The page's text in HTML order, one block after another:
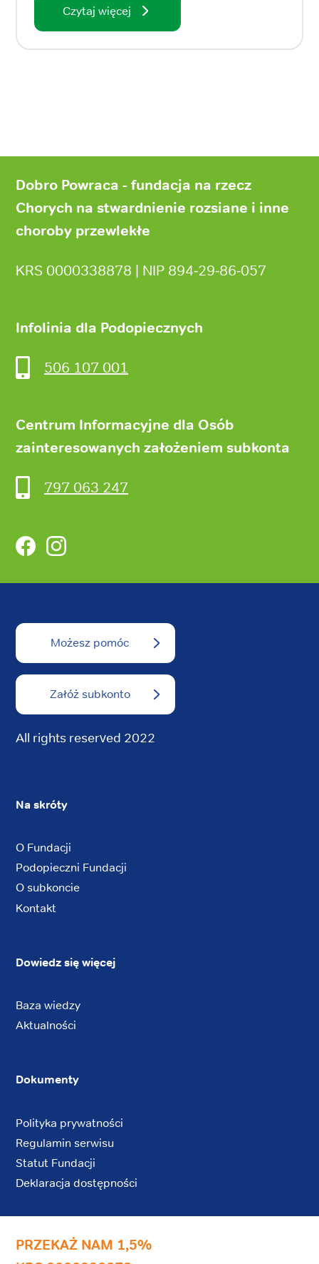
Czytaj więcej
stronyDobro Powraca - fundacja na rzecz
Chorych na stwardnienie rozsiane i inne
choroby przewlekłe
KRS 0000338878 | NIP 894‑29‑86‑057
Infolinia dla Podopiecznych
506 107 001
Centrum Informacyjne dla Osób
zainteresowanych założeniem subkonta
797 063 247
FacebookInstagram
Możesz pomóc
Załóż subkonto
All rights reserved 2022
Na skróty
O Fundacji
Podopieczni Fundacji
O subkoncie
Kontakt
Dowiedz się więcej
Baza wiedzy
Aktualności
Dokumenty
Polityka prywatności
Regulamin serwisu
Statut Fundacji
Deklaracja dostępności
PRZEKAŻ NAM 1,5%